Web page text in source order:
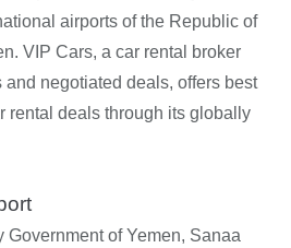
airports of the Republic of
VIP Cars, a car rental broker
and negotiated deals, offers best
rental deals through its globally
Government of Yemen, Sanaa